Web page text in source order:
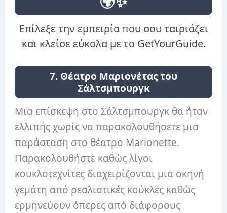
Επίλεξε την εμπειρία που σου ταιριάζει
και κλείσε εύκολα με το GetYourGuide.
7. Θέατρο Μαριονέτας του
Σάλτσμπουργκ
Μια επίσκεψη στο Σάλτσμπουργκ θα ήταν
ελλιπής χωρίς να παρακολουθήσετε μια
παράσταση στο θέατρο Marionette.
Παρακολουθήστε καθώς λίγοι
κουκλοτεχνίτες διαχειρίζονται μια σκηνή
γεμάτη από ρεαλιστικές κούκλες καθώς
ερμηνεύουν όπερες από διάφορους